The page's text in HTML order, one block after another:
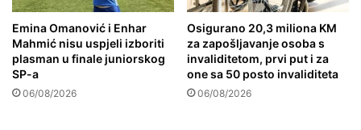
Emina Omanović i Enhar
Mahmić nisu uspjeli izboriti
plasman u finale juniorskog
SP-a
06/08/2026
Osigurano 20,3 miliona KM
za zapošljavanje osoba s
invaliditetom, prvi put i za
one sa 50 posto invaliditeta
06/08/2026